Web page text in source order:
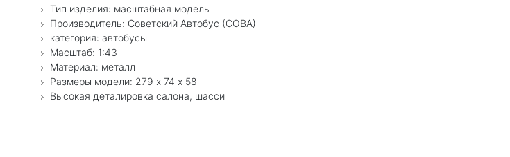
Тип изделия: масштабная модель
Производитель: Советский Автобус (СОВА)
категория: автобусы
Масштаб: 1:43
Материал: металл
Размеры модели: 279 х 74 х 58
Высокая деталировка салона, шасси